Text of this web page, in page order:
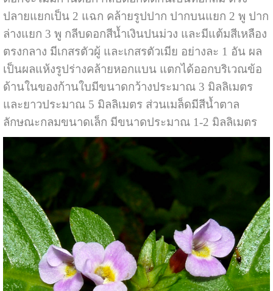
ปลายแยกเป็น 2 แฉก คล้ายรูปปาก ปากบนแยก 2 พู ปาก
ล่างแยก 3 พู กลีบดอกสีน้ำเงินปนม่วง และมีแต้มสีเหลือง
ตรงกลาง มีเกสรตัวผู้ และเกสรตัวเมีย อย่างละ 1 อัน ผล
เป็นผลแห้งรูปร่างคล้ายหอกแบน แตกได้ออกบริเวณข้อ
ด้านในของก้านใบมีขนาดกว้างประมาณ 3 มิลลิเมตร
และยาวประมาณ 5 มิลลิเมตร ส่วนเมล็ดมีสีน้ำตาล
ลักษณะกลมขนาดเล็ก มีขนาดประมาณ 1-2 มิลลิเมตร